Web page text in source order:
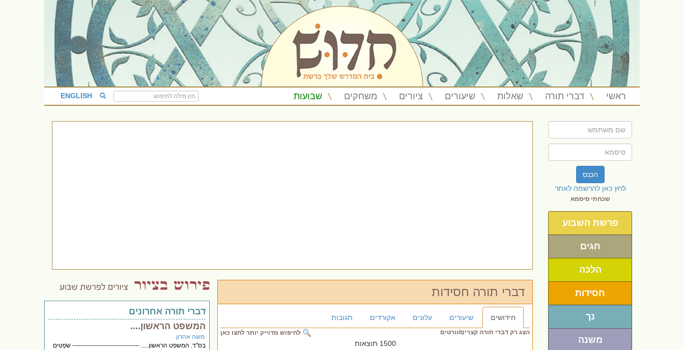
ראשי דברי תורה שאלות שיעורים ציורים משחקים שבועות ENGLISH
הכנס
לחץ כאן להרשמה לאתר
שכחתי סיסמא
פרשת השבוע
חגים
הלכה
חסידות
נך
משנה
דברי תורה חסידות
חידושים שיעורים עלונים אקורדים תגובות
לחיפוש מדוייק יותר לחצו כאן הצג רק דברי תורה קצרים/וורטים
1500 תוצאות
דברי תורה אחרונים
המשפט הראשון....
משה אהרון
בס"ד. המשפט הראשון..... --------------------------------- שֹׁפְטִים